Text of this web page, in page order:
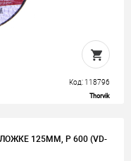
Код: 118796
Thorvik
125ММ, P 600 (VD-